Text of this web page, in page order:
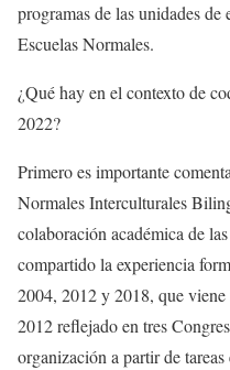
programas de las unidades
Escuelas Normales.
¿Qué hay en el contexto de
2022?
Primero es importante
Normales Interculturales
colaboración académica de
compartido la experiencia
2004, 2012 y 2018, que
2012 reflejado en tres
organización a partir de